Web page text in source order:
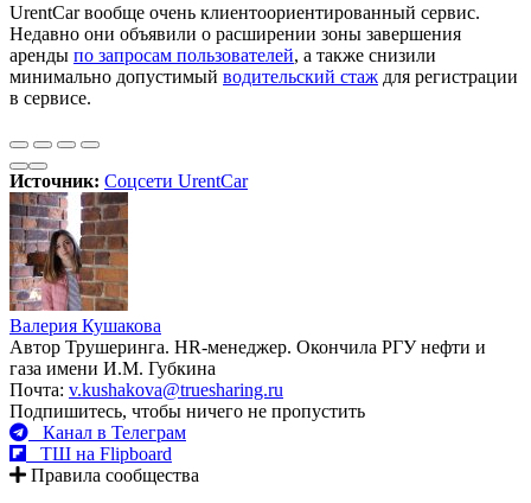
UrentCar вообще очень клиентоориентированный сервис.
Недавно они объявили о расширении зоны завершения
аренды по запросам пользователей, а также снизили
минимально допустимый водительский стаж для регистрации
в сервисе.
Источник: Соцсети UrentCar
Валерия Кушакова
Автор Трушеринга. HR-менеджер. Окончила РГУ нефти и
газа имени И.М. Губкина
Почта: v.kushakova@truesharing.ru
Подпишитесь, чтобы ничего не пропустить
Канал в Телеграм
ТШ на Flipboard
Правила сообщества